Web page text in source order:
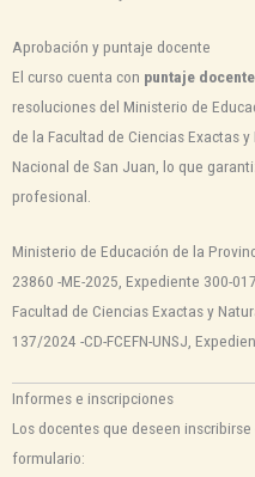
Aprobación y puntaje docente
El curso cuenta con puntaje
resoluciones del Ministerio de
de la Facultad de Ciencias Exactas
Nacional de San Juan, lo que
profesional.
Ministerio de Educación de la
23860 -ME-2025, Expediente 300-
Facultad de Ciencias Exactas y
137/2024 -CD-FCEFN-UNSJ,
Informes e inscripciones
Los docentes que deseen
formulario: